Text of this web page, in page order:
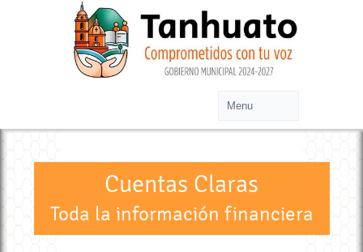
Cuentas Claras
Toda la información financiera